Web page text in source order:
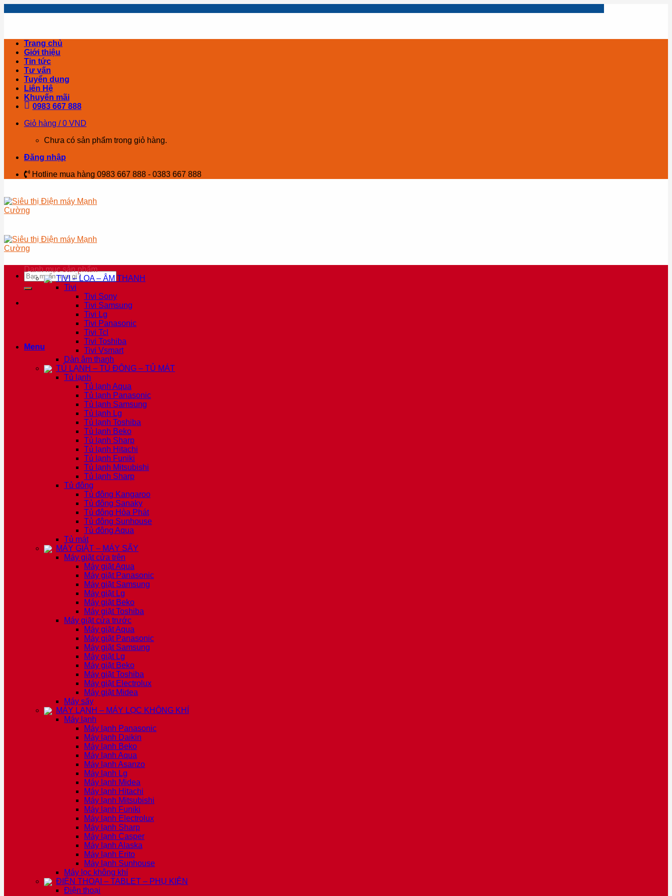
Trang chủ
Giới thiệu
Tin tức
Tư vấn
Tuyển dụng
Liên Hệ
Khuyến mãi
0983 667 888
Giỏ hàng /0 VND
Chưa có sản phẩm trong giỏ hàng.
Đăng nhập
Hotline mua hàng 0983 667 888 - 0383 667 888
Tìm
kiếm:
Menu
Danh mục sản phẩm
TIVI – LOA – ÂM THANH
Tivi
Tivi Sony
Tivi Samsung
Tivi Lg
Tivi Panasonic
Tivi Tcl
Tivi Toshiba
Tivi Vsmart
Dàn âm thanh
TỦ LẠNH – TỦ ĐÔNG – TỦ MÁT
Tủ lạnh
Tủ lạnh Aqua
Tủ lạnh Panasonic
Tủ lạnh Samsung
Tủ lạnh Lg
Tủ lạnh Toshiba
Tủ lạnh Beko
Tủ lạnh Sharp
Tủ lạnh Hitachi
Tủ lạnh Funiki
Tủ lạnh Mitsubishi
Tủ lạnh Sharp
Tủ đông
Tủ đông Kangaroo
Tủ đông Sanaky
Tủ đông Hòa Phát
Tủ đông Sunhouse
Tủ đông Aqua
Tủ mát
MÁY GIẶT – MÁY SẤY
Máy giặt cửa trên
Máy giặt Aqua
Máy giặt Panasonic
Máy giặt Samsung
Máy giặt Lg
Máy giặt Beko
Máy giặt Toshiba
Máy giặt cửa trước
Máy giặt Aqua
Máy giặt Panasonic
Máy giặt Samsung
Máy giặt Lg
Máy giặt Beko
Máy giặt Toshiba
Máy giặt Electrolux
Máy giặt Midea
Máy sấy
MÁY LẠNH – MÁY LỌC KHÔNG KHÍ
Máy lạnh
Máy lạnh Panasonic
Máy lạnh Daikin
Máy lạnh Beko
Máy lạnh Aqua
Máy lạnh Asanzo
Máy lạnh Lg
Máy lạnh Midea
Máy lạnh Hitachi
Máy lạnh Mitsubishi
Máy lạnh Funiki
Máy lạnh Electrolux
Máy lạnh Sharp
Máy lạnh Casper
Máy lạnh Alaska
Máy lạnh Erito
Máy lạnh Sunhouse
Máy lọc không khí
ĐIỆN THOẠI – TABLET – PHỤ KIỆN
Điện thoại